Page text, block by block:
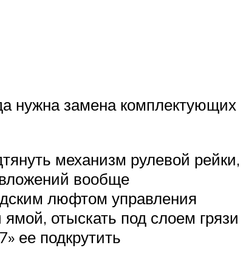
нужна замена комплектующих
механизм рулевой рейки,
вообще
люфтом управления
отыскать под слоем грязи
ее подкрутить